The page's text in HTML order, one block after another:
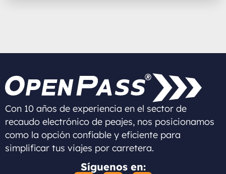
Con 10 años de experiencia en el sector de
recaudo electrónico de peajes, nos posicionamos
como la opción confiable y eficiente para
simplificar tus viajes por carretera.
Síguenos en: